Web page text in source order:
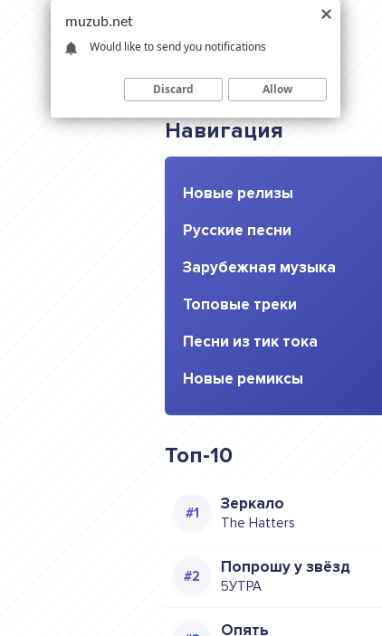
Навигация
Новые релизы
Русские песни
Зарубежная музыка
Топовые треки
Песни из тик тока
Новые ремиксы
Топ-10
Зеркало
The Hatters
Попрошу у звёзд
5УТРА
Опять
muzub.net
Would like to send you notifications
Discard Allow